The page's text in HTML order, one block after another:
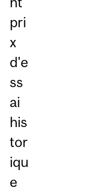
pri
x
d'e
ss
ai
his
tor
iqu
e